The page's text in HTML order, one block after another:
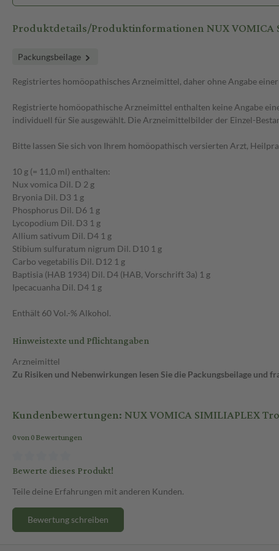
Produktdetails/Produktinformationen NUX VOMICA
Packungsbeilage
Registriertes homöopathisches Arzneimittel, daher ohne Angabe
Registrierte homöopathische Arzneimittel enthalten keine Angabe
individuell für Sie ausgewählt. Die Arzneimittelbilder der Einzel-
Bitte lassen Sie sich von Ihrem homöopathisch versierten Arzt,
10 g (= 11,0 ml) enthalten:
Nux vomica Dil. D 2 g
Bryonia Dil. D3 1 g
Phosphorus Dil. D6 1 g
Lycopodium Dil. D3 1 g
Allium sativum Dil. D4 1 g
Stibium sulfuratum nigrum Dil. D10 1 g
Carbo vegetabilis Dil. D12 1 g
Baptisia (HAB 1934) Dil. D4 (HAB, Vorschrift 3a) 1 g
Ipecacuanha Dil. D4 1 g
Enthält 60 Vol.-% Alkohol.
Hinweistexte und Pflichtangaben
Arzneimittel
Zu Risiken und Nebenwirkungen lesen Sie die Packungsbeilage und
Kundenbewertungen: NUX VOMICA SIMILIAPLEX
0 von 0 Bewertungen
Bewerte dieses Produkt!
Teile deine Erfahrungen mit anderen Kunden.
Bewertung schreiben